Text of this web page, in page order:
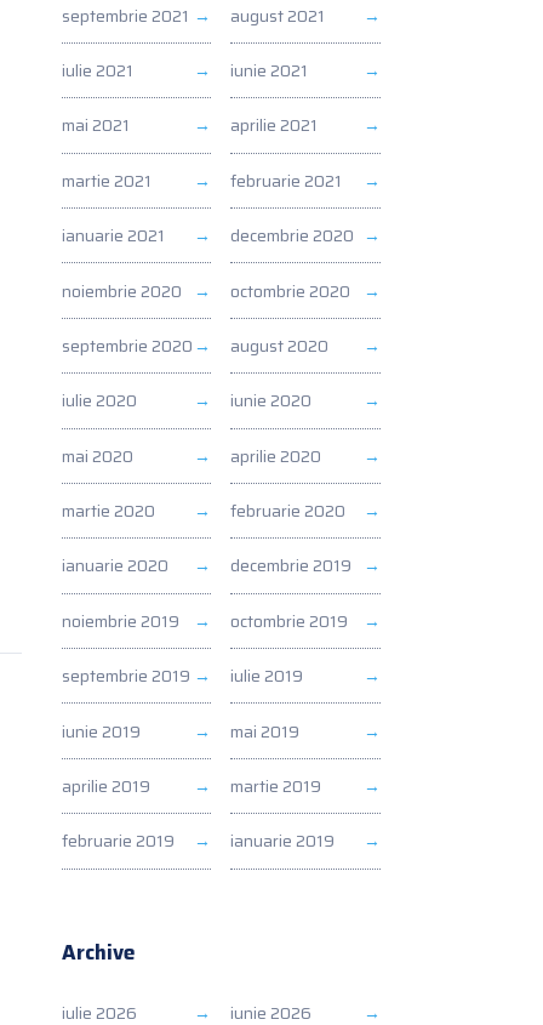
septembrie 2021 august 2021
iulie 2021 iunie 2021
mai 2021 aprilie 2021
martie 2021 februarie 2021
ianuarie 2021 decembrie 2020
noiembrie 2020 octombrie 2020
septembrie 2020 august 2020
iulie 2020 iunie 2020
mai 2020 aprilie 2020
martie 2020 februarie 2020
ianuarie 2020 decembrie 2019
noiembrie 2019 octombrie 2019
septembrie 2019 iulie 2019
iunie 2019 mai 2019
aprilie 2019 martie 2019
februarie 2019 ianuarie 2019
Archive
iulie 2026 iunie 2026